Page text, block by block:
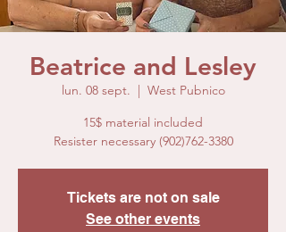
Beatrice and Lesley
lun. 08 sept.
  |
West Pubnico
15$ material included
Resister necessary (902)762-3380
Tickets are not on sale
See other events